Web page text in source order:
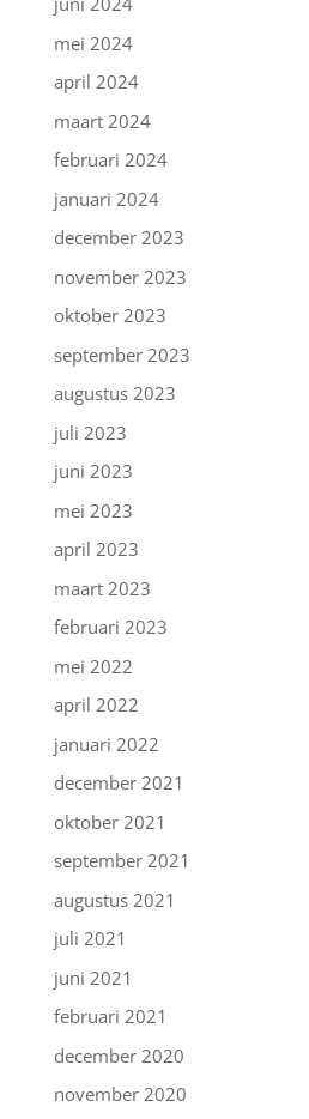
mei 2024
april 2024
maart 2024
februari 2024
januari 2024
december 2023
november 2023
oktober 2023
september 2023
augustus 2023
juli 2023
juni 2023
mei 2023
april 2023
maart 2023
februari 2023
mei 2022
april 2022
januari 2022
december 2021
oktober 2021
september 2021
augustus 2021
juli 2021
juni 2021
februari 2021
december 2020
november 2020